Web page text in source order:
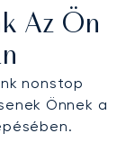
Az Ön
nonstop
Önnek a